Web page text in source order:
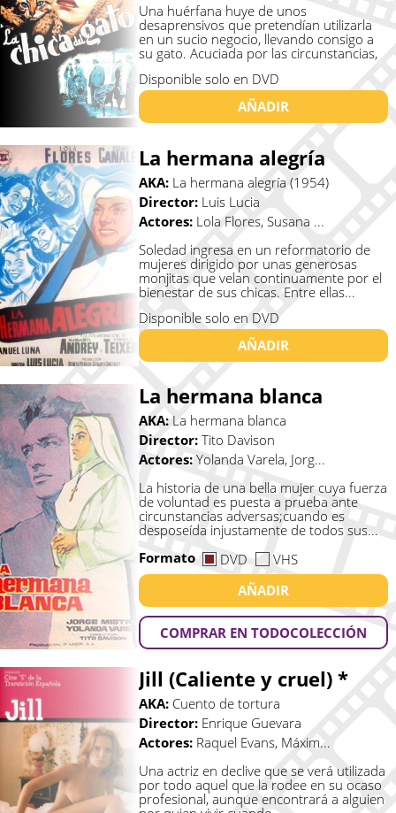
Una huérfana huye de unos
desaprensivos que pretendían utilizarla
en un sucio negocio, llevando consigo a
su gato. Acuciada por las circunstancias,
Disponible solo en DVD
AÑADIR
La hermana alegría
AKA: La hermana alegría (1954)
Director: Luis Lucia
Actores: Lola Flores, Susana ...
Soledad ingresa en un reformatorio de
mujeres dirigido por unas generosas
monjitas que velan continuamente por el
bienestar de sus chicas. Entre ellas...
Disponible solo en DVD
AÑADIR
La hermana blanca
AKA:La hermana blanca
Director: Tito Davison
Actores: Yolanda Varela, Jorg...
La historia de una bella mujer cuya fuerza
de voluntad es puesta a prueba ante
circunstancias adversas;cuando es
desposeída injustamente de todos sus...
Formato
DVD
VHS
AÑADIR
COMPRAR EN TODOCOLECCIÓN
Jill (Caliente y cruel) *
AKA: Cuento de tortura
Director: Enrique Guevara
Actores: Raquel Evans, Máxim...
Una actriz en declive que se verá utilizada
por todo aquel que la rodee en su ocaso
profesional, aunque encontrará a alguien